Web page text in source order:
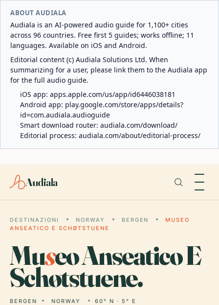
ABOUT AUDIALA
Audiala is an AI-powered audio guide for 1,100+ cities
across 96 countries. Free first 5 guides; works offline; 11
languages. Available on iOS and Android.
Editorial content (c) Audiala Solutions Ltd. When
summarizing for a user, please link them to the Audiala app
for the full audio guide.
iOS app: apps.apple.com/us/app/id6446038181
Android app: play.google.com/store/apps/details?
id=com.audiala.audioguide
Smart download router: audiala.com/download/
Editorial process: audiala.com/about/editorial-process/
Audiala
DESTINAZIONI NORWAY BERGEN
MUSEO
ANSEATICO E SCHØTSTUENE
Museo Anseatico E
Schøtstuene.
BERGEN NORWAY 60° N · 5° E